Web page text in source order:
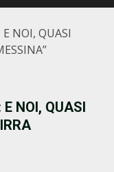
NOI, QUASI
NOI, QUASI